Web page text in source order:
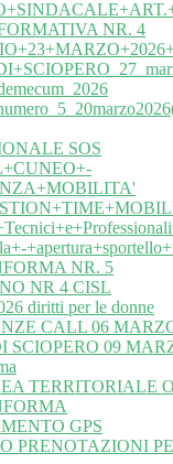
NR. 4
SOS
NR. 5
NR 4 CISL
diritti per le donne
CALL 06
SCIOPERO 09
TERRITORIALE
GPS
PRENOTAZIONI